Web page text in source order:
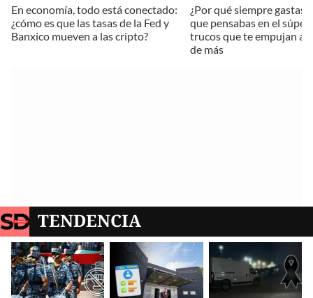
En economía, todo está conectado:
¿cómo es que las tasas de la Fed y
Banxico mueven a las cripto?
¿Por qué siempre gastas
que pensabas en el
trucos que te empujan a
de más
TENDENCIA